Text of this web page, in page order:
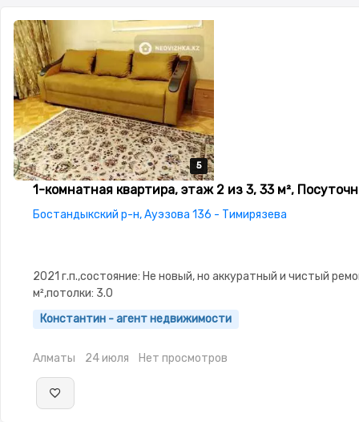
5
5
5
5
5
1-комнатная квартира, этаж 2 из 3, 33 м²,
Бостандыкский р-н, Ауэзова 136 - Тимирязева
2021 г.п.,состояние: Не новый, но аккуратный и чистый
м²,потолки: 3.0
Константин - агент недвижимости
Алматы 24 июля Нет просмотров